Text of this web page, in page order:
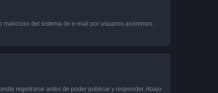
del sistema de e-mail por usuarios anónimos.
registrarse antes de poder publicar y responder. Abajo